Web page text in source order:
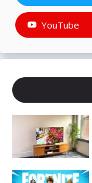
YouTube